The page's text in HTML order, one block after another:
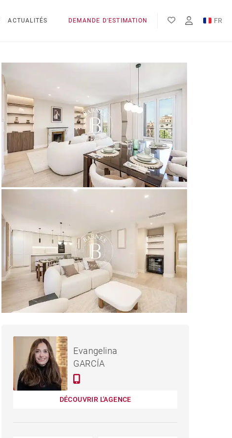
ACTUALITÉS DEMANDE D'ESTIMATION FR
EN
APPARTEMENT MADRID -
166 M²Evangelina
GARCÍA
DÉCOUVRIR L'AGENCE